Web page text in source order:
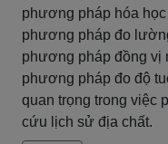
phương pháp hóa
phương pháp đo
phương pháp đồng vị
phương pháp đo độ
quan trọng trong việc
cứu lịch sử địa chất.